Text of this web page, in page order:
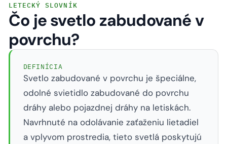
LETECKÝ SLOVNÍK
Čo je svetlo zabudované v
povrchu?
DEFINÍCIA
Svetlo zabudované v povrchu je špeciálne,
odolné svietidlo zabudované do povrchu
dráhy alebo pojazdnej dráhy na letiskách.
Navrhnuté na odolávanie zaťaženiu lietadiel
a vplyvom prostredia, tieto svetlá poskytujú